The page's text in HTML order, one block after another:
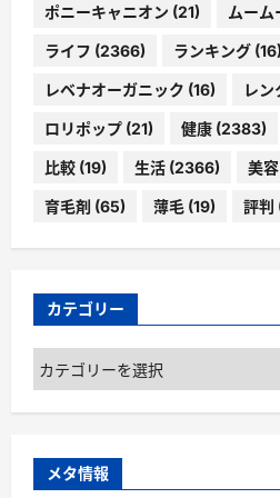
ポニーキャニオン (21) ムーム
ライフ (2366) ランキング (16)
レベナオーガニック (16) レン
ロリポップ (21) 健康 (2383)
比較 (19) 生活 (2366) 美容
育毛剤 (65) 薄毛 (19) 評判
カテゴリー
カ
テ
ゴ
ー
メタ情報